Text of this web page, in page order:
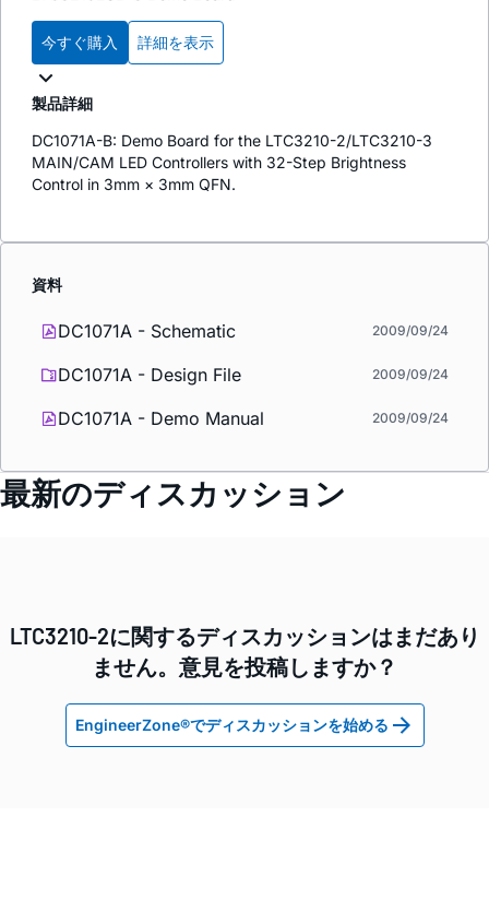
今すぐ購入 詳細を表示
製品詳細
DC1071A-B: Demo Board for the LTC3210-2/LTC3210-3
MAIN/CAM LED Controllers with 32-Step Brightness
Control in 3mm × 3mm QFN.
資料
DC1071A - Schematic 2009/09/24
DC1071A - Design File 2009/09/24
DC1071A - Demo Manual 2009/09/24
最新のディスカッション
LTC3210-2に関するディスカッションはまだあり
ません。意見を投稿しますか？
EngineerZone®でディスカッションを始める